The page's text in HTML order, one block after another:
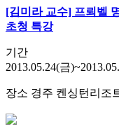
[김미라 교수] 프뢰벨
초청 특강
기간
2013.05.24(금
장소 경주 켄싱턴리조